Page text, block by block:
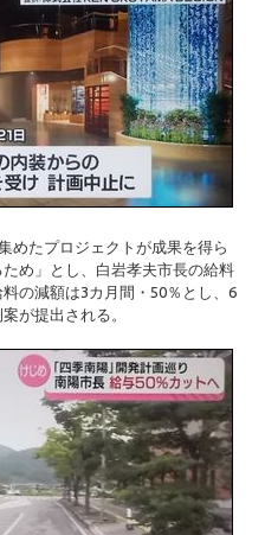
めたプロジェクトが成果を得ら
め」とし、白岩孝夫市長の給料
の減額は3カ月間・50％とし、6
が提出される。